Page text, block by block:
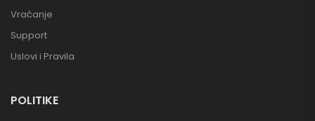
Vraćanje
Support
Uslovi i Pravila
POLITIKE